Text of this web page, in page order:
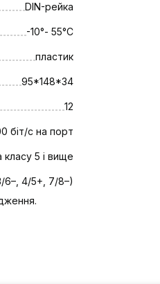
DIN-рейка
-10°- 55°C
пластик
95*148*34
12
біт/с на порт
класу 5 і вище
6–, 4/5+, 7/8–)